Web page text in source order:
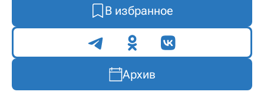
В избранное
Поделиться
Архив